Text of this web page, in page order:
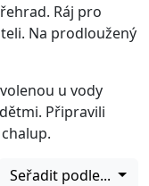
Ráj pro
Na prodloužený
u vody
Připravili
Seřadit podle...